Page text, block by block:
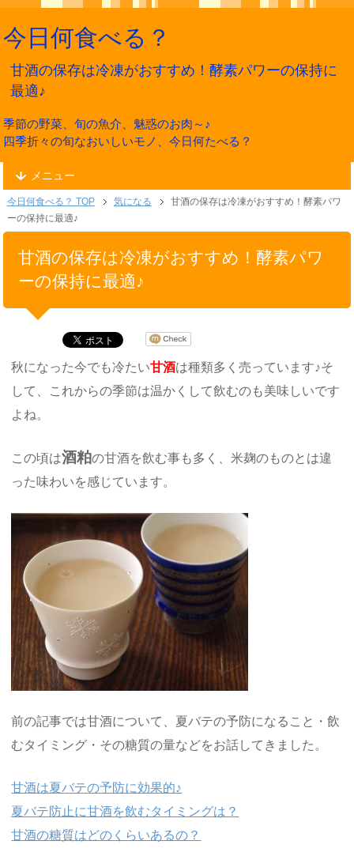
今日何食べる？
甘酒の保存は冷凍がおすすめ！酵素パワーの保持に
最適♪
季節の野菜、旬の魚介、魅惑のお肉～♪
四季折々の旬なおいしいモノ、今日何たべる？
メニュー
今日何食べる？ TOP 気になる
甘酒の保存は冷凍がおすすめ！酵素パワ
ーの保持に最適♪
甘酒の保存は冷凍がおすすめ！酵素パワ
ーの保持に最適♪
秋になった今でも冷たい甘酒は種類多く売っています♪そ
して、これからの季節は温かくして飲むのも美味しいです
よね。
この頃は酒粕の甘酒を飲む事も多く、米麹のものとは違
った味わいを感じています。
前の記事では甘酒について、夏バテの予防になること・飲
むタイミング・その糖質の量などをお話してきました。
甘酒は夏バテの予防に効果的♪
夏バテ防止に甘酒を飲むタイミングは？
甘酒の糖質はどのくらいあるの？